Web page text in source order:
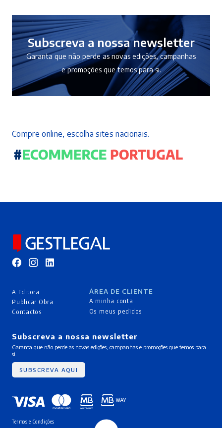
10,50 €.9,45 €.
Subscreva a nossa newsletter
Garanta que não perde as novas edições, campanhas
e promoções que temos para si.
Compre online, escolha sites nacionais.
A Editora
Publicar Obra
Contactos
ÁREA DE CLIENTE
A minha conta
Os meus pedidos
Subscreva a nossa newsletter
Garanta que não perde as novas edições, campanhas e promoções que temos para
si.
SUBSCREVA AQUI
Termos e Condições